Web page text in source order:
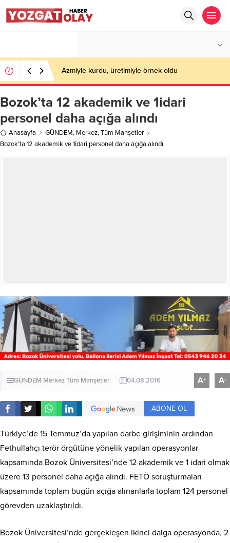
Azmiyle kurdu, üretimiyle örnek oldu
Bozok’ta 12 akademik ve 1idari
personel daha açığa alındı
Anasayfa GÜNDEM, Merkez,Tüm Manşetler
Bozok’ta 12 akademik ve 1idari personel daha açığa alındı
GÜNDEM MerkezTüm Manşetler 04.08.2016 A+ A-
ABONE OL
Türkiye’de 15 Temmuz’da yapılan darbe girişiminin ardından
Fethullahçı terör örgütüne yönelik yapılan operasyonlar
kapsamında Bozok Üniversitesi’nde 12 akademik ve 1 idari olmak
üzere 13 personel daha açığa alındı. FETÖ soruşturmaları
kapsamında toplam bugün açığa alınanlarla toplam 124 personel
görevden uzaklaştırıldı.
Bozok Üniversitesi’nde gerçekleşen ikinci dalga operasyonda, 2